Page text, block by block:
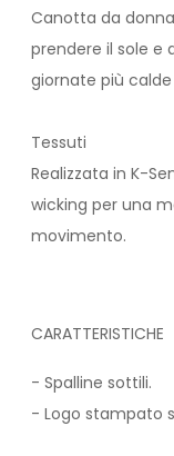
Canotta da
prendere il sole e
giornate più calde
Tessuti
Realizzata in K-
wicking per una
movimento.
CARATTERISTICHE
- Spalline sottili.
- Logo stampato